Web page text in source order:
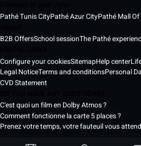
Pathé Tunis CityPathé Azur CityPathé Mall
B2B OffersSchool sessionThe Pathé
Configure your cookiesSitemapHelp center
Legal NoticeTerms and conditionsPersonal
CVD Statement
C'est quoi un film en Dolby Atmos ?
Comment fonctionne la carte 5 places ?
Prenez votre temps, votre fauteuil vous